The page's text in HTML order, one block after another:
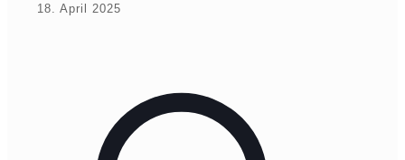
18. April 2025